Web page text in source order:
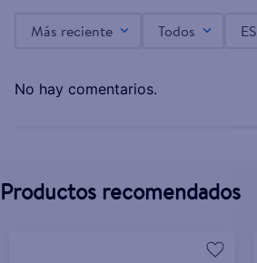
Más reciente Todos ES
No hay comentarios.
Productos recomendados